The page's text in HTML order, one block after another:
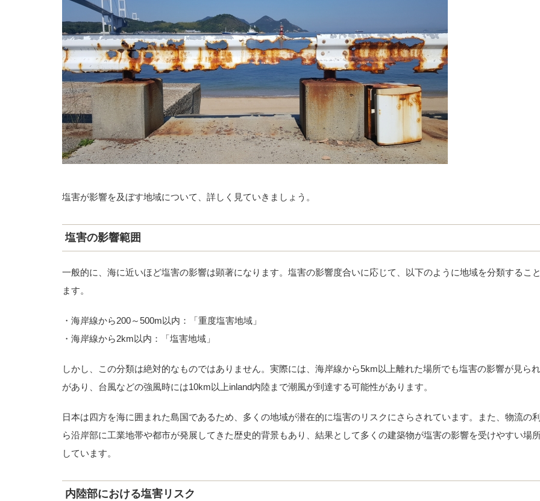
塩害が影響を及ぼす地域について、詳しく見ていきましょう。
塩害の影響範囲
一般的に、海に近いほど塩害の影響は顕著になります。塩害の影響度合いに応じて、以下のように地域を分類するこ
ます。
・海岸線から200～500m以内：「重度塩害地域」
・海岸線から2km以内：「塩害地域」
しかし、この分類は絶対的なものではありません。実際には、海岸線から5km以上離れた場所でも塩害の影響が見ら
があり、台風などの強風時には10km以上inland内陸まで潮風が到達する可能性があります。
日本は四方を海に囲まれた島国であるため、多くの地域が潜在的に塩害のリスクにさらされています。また、物流の
ら沿岸部に工業地帯や都市が発展してきた歴史的背景もあり、結果として多くの建築物が塩害の影響を受けやすい場
しています。
内陸部における塩害リスク